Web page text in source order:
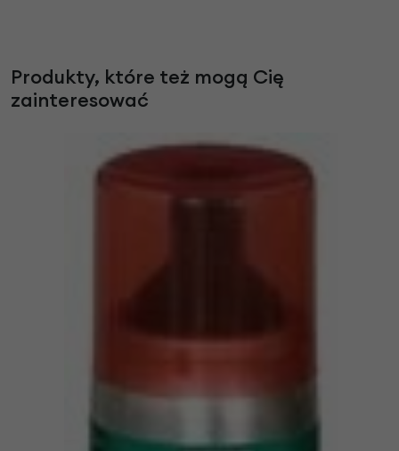
Produkty, które też mogą Cię
zainteresować